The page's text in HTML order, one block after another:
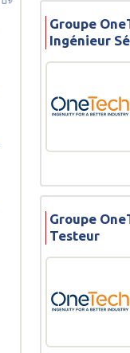
Groupe
Ingénieur
Groupe
Testeur